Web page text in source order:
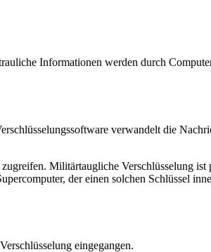
Informationen werden durch
verwandelt die
Militärtaugliche Verschlüsselung
der einen solchen Schlüssel
eingegangen.